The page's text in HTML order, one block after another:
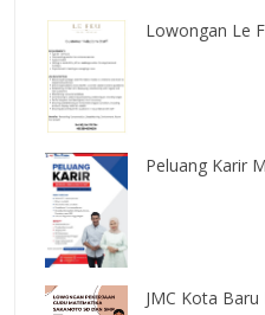
Lowongan Le
Peluang Karir
JMC Kota